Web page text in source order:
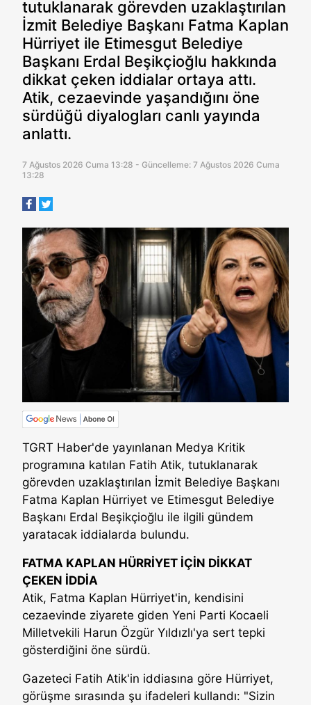
tutuklanarak görevden uzaklaştırılan
İzmit Belediye Başkanı Fatma Kaplan
Hürriyet ile Etimesgut Belediye
Başkanı Erdal Beşikçioğlu hakkında
dikkat çeken iddialar ortaya attı.
Atik, cezaevinde yaşandığını öne
sürdüğü diyalogları canlı yayında
anlattı.
7 Ağustos 2026 Cuma 13:28 - Güncelleme: 7 Ağustos 2026 Cuma
13:28
TGRT Haber'de yayınlanan Medya Kritik
programına katılan Fatih Atik, tutuklanarak
görevden uzaklaştırılan İzmit Belediye Başkanı
Fatma Kaplan Hürriyet ve Etimesgut Belediye
Başkanı Erdal Beşikçioğlu ile ilgili gündem
yaratacak iddialarda bulundu.
FATMA KAPLAN HÜRRİYET İÇİN DİKKAT
ÇEKEN İDDİA
Atik, Fatma Kaplan Hürriyet'in, kendisini
cezaevinde ziyarete giden Yeni Parti Kocaeli
Milletvekili Harun Özgür Yıldızlı'ya sert tepki
gösterdiğini öne sürdü.
Gazeteci Fatih Atik'in iddiasına göre Hürriyet,
görüşme sırasında şu ifadeleri kullandı: "Sizin